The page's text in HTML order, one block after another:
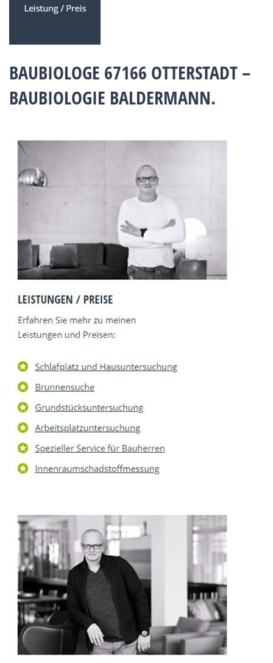
BAUBIOLOGE 67166 OTTERSTADT –
BAUBIOLOGIE BALDERMANN.